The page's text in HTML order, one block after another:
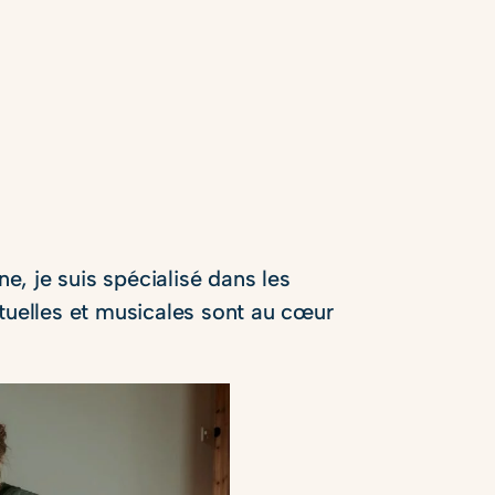
je suis spécialisé dans les
et musicales sont au cœur